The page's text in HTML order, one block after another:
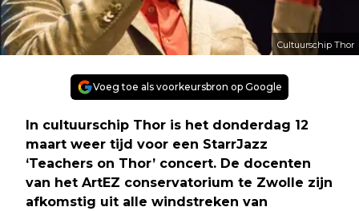
Cultuurschip Thor
Voeg toe als voorkeursbron op Google
In cultuurschip Thor is het donderdag 12
maart weer tijd voor een StarrJazz
‘Teachers on Thor’ concert. De docenten
van het ArtEZ conservatorium te Zwolle zijn
afkomstig uit alle windstreken van